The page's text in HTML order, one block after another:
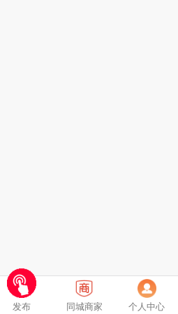
发布 同城商家 个人中心